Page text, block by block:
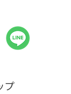
プ